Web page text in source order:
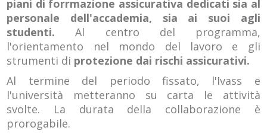
piani di forrmazione assicurativa dedicati sia al
personale dell'accademia, sia ai suoi agli
studenti.Al centro del programma,
l'orientamento nel mondo del lavoro e gli
strumenti di protezione dai rischi assicurativi.
Al termine del periodo fissato, l'Ivass e
l'università metteranno su carta le attività
svolte. La durata della collaborazione è
prorogabile.